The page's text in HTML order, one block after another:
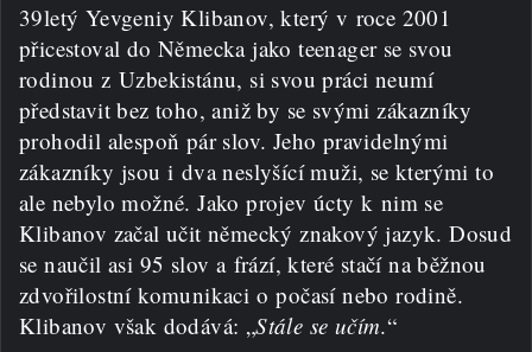
39letý Yevgeniy Klibanov, který v roce 2001
přicestoval do Německa jako teenager se svou
rodinou z Uzbekistánu, si svou práci neumí
představit bez toho, aniž by se svými zákazníky
prohodil alespoň pár slov. Jeho pravidelnými
zákazníky jsou i dva neslyšící muži, se kterými to
ale nebylo možné. Jako projev úcty k nim se
Klibanov začal učit německý znakový jazyk. Dosud
se naučil asi 95 slov a frází, které stačí na běžnou
zdvořilostní komunikaci o počasí nebo rodině.
Klibanov však dodává: „Stále se učím.“